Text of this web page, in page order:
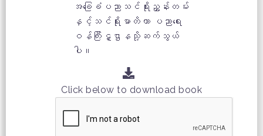
အခြေခံပညာသင်ရိုးညွှန်းတမ်း
နှင့်သင်ရိုးမာတိကာ ပညာရေး
ဝန်ကြီးဋ္ဌာနသို့ဆက်သွယ်
ပါ။
Click below to download book